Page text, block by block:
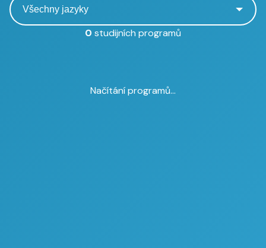
0 studijních programů
Načítání programů...